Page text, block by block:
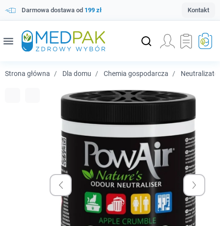
Darmowa dostawa od 199 zł Kontakt
menu
Strona główna Dla domu Chemia gospodarcza